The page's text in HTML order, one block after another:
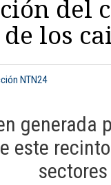
del
los
NTN24
generada
este